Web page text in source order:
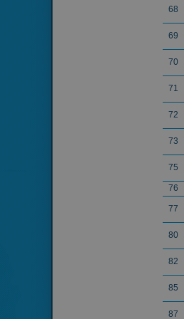
68
69
70
71
72
73
75
76
77
80
82
85
87